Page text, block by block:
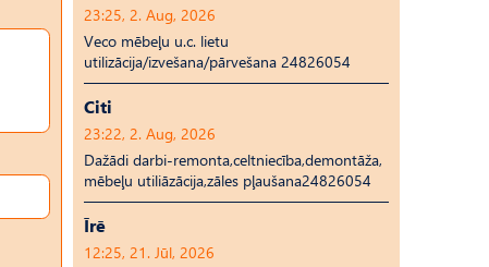
23:25, 2. Aug, 2026
Veco mēbeļu u.c. lietu
utilizācija/izvešana/pārvešana 24826054
Citi
23:22, 2. Aug, 2026
Dažādi darbi-remonta,celtniecība,demontāža,
mēbeļu utiliāzācija,zāles pļaušana24826054
Īrē
12:25, 21. Jūl, 2026